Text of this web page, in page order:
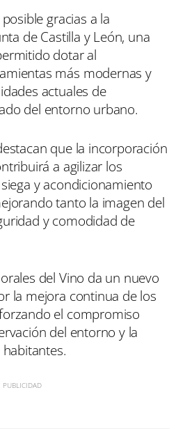
gracias a la
de Castilla y León, una
dotar al
más modernas y
actuales de
del entorno urbano.
que la incorporación
a agilizar los
y acondicionamiento
tanto la imagen del
y comodidad de
del Vino da un nuevo
la mejora continua de los
el compromiso
del entorno y la